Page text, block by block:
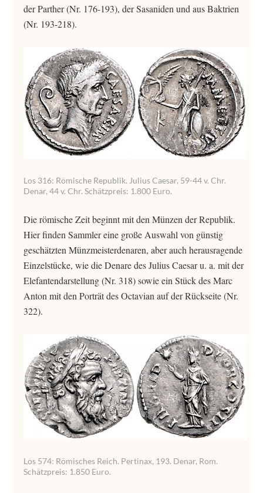
der Parther (Nr. 176-193), der Sasaniden und aus Baktrien
(Nr. 193-218).
Los 316: Römische Republik. Julius Caesar, 59-44 v. Chr.
Denar, 44 v. Chr. Schätzpreis: 1.800 Euro.
Die römische Zeit beginnt mit den Münzen der Republik.
Hier finden Sammler eine große Auswahl von günstig
geschätzten Münzmeisterdenaren, aber auch herausragende
Einzelstücke, wie die Denare des Julius Caesar u. a. mit der
Elefantendarstellung (Nr. 318) sowie ein Stück des Marc
Anton mit den Porträt des Octavian auf der Rückseite (Nr.
322).
Los 574: Römisches Reich. Pertinax, 193. Denar, Rom.
Schätzpreis: 1.850 Euro.